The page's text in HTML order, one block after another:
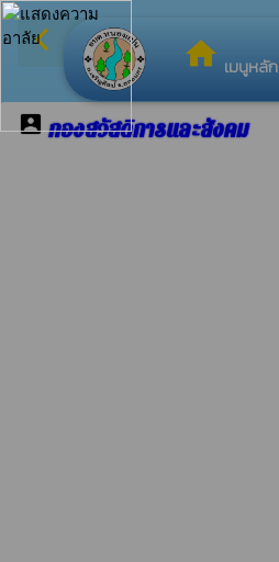
home เมนูหลัก
arrow_back_ios กลับเมนูหลัก
account_boxกองสวัสดิการและสังคม